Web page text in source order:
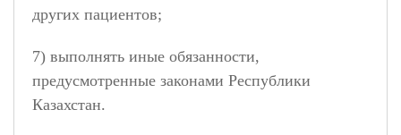
других пациентов;
7) выполнять иные обязанности,
предусмотренные законами Республики
Казахстан.